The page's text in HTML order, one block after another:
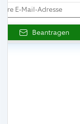
Beantragen